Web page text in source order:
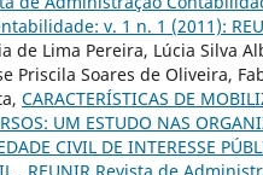
v. 1 n. 1 (2011):
de Lima Pereira, Lúcia Silva
Priscila Soares de Oliveira,
CARACTERÍSTICAS DE
UM ESTUDO NAS
CIVIL DE INTERESSE
, REUNIR Revista de